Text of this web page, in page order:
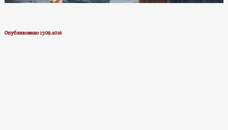
Опубликовано 17.09.2016